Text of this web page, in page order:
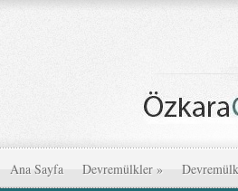
Ana Sayfa Devremülkler »